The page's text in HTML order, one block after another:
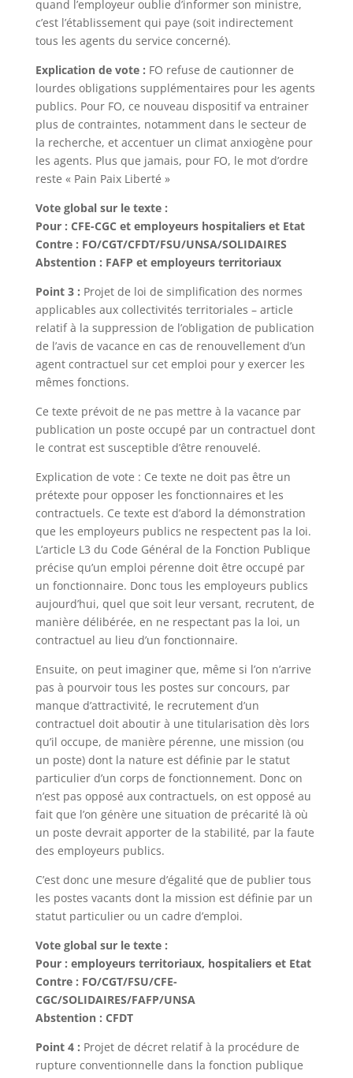
quand l’employeur oublie d’informer son ministre,
c’est l’établissement qui paye (soit indirectement
tous les agents du service concerné).
Explication de vote : FO refuse de cautionner de
lourdes obligations supplémentaires pour les agents
publics. Pour FO, ce nouveau dispositif va entrainer
plus de contraintes, notamment dans le secteur de
la recherche, et accentuer un climat anxiogène pour
les agents. Plus que jamais, pour FO, le mot d’ordre
reste « Pain Paix Liberté »
Vote global sur le texte :
Pour : CFE-CGC et employeurs hospitaliers et Etat
Contre : FO/CGT/CFDT/FSU/UNSA/SOLIDAIRES
Abstention : FAFP et employeurs territoriaux
Point 3 : Projet de loi de simplification des normes
applicables aux collectivités territoriales – article
relatif à la suppression de l’obligation de publication
de l’avis de vacance en cas de renouvellement d’un
agent contractuel sur cet emploi pour y exercer les
mêmes fonctions.
Ce texte prévoit de ne pas mettre à la vacance par
publication un poste occupé par un contractuel dont
le contrat est susceptible d’être renouvelé.
Explication de vote : Ce texte ne doit pas être un
prétexte pour opposer les fonctionnaires et les
contractuels. Ce texte est d’abord la démonstration
que les employeurs publics ne respectent pas la loi.
L’article L3 du Code Général de la Fonction Publique
précise qu’un emploi pérenne doit être occupé par
un fonctionnaire. Donc tous les employeurs publics
aujourd’hui, quel que soit leur versant, recrutent, de
manière délibérée, en ne respectant pas la loi, un
contractuel au lieu d’un fonctionnaire.
Ensuite, on peut imaginer que, même si l’on n’arrive
pas à pourvoir tous les postes sur concours, par
manque d’attractivité, le recrutement d’un
contractuel doit aboutir à une titularisation dès lors
qu’il occupe, de manière pérenne, une mission (ou
un poste) dont la nature est définie par le statut
particulier d’un corps de fonctionnement. Donc on
n’est pas opposé aux contractuels, on est opposé au
fait que l’on génère une situation de précarité là où
un poste devrait apporter de la stabilité, par la faute
des employeurs publics.
C’est donc une mesure d’égalité que de publier tous
les postes vacants dont la mission est définie par un
statut particulier ou un cadre d’emploi.
Vote global sur le texte :
Pour : employeurs territoriaux, hospitaliers et Etat
Contre : FO/CGT/FSU/CFE-
CGC/SOLIDAIRES/FAFP/UNSA
Abstention : CFDT
Point 4 : Projet de décret relatif à la procédure de
rupture conventionnelle dans la fonction publique